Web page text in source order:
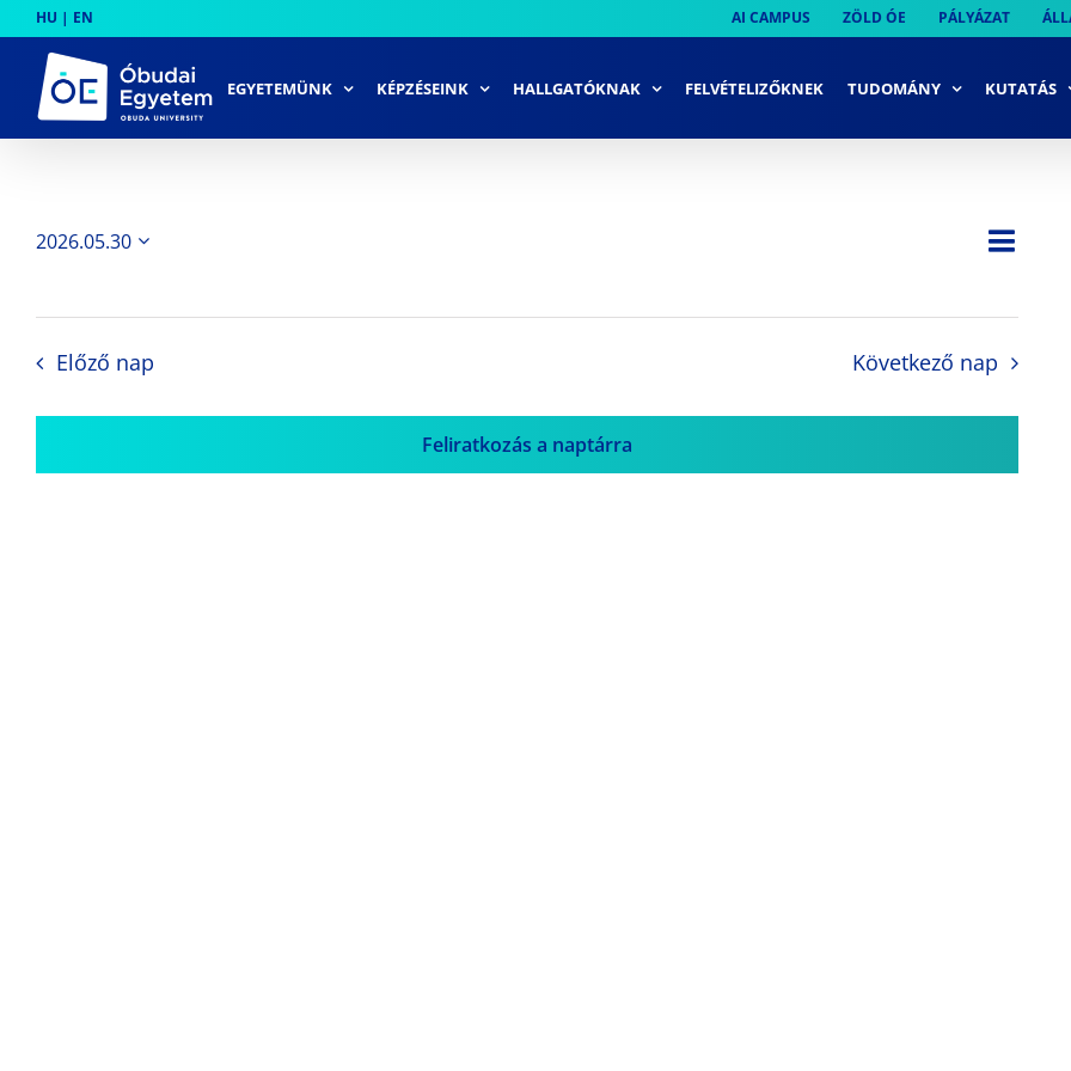
to
content
HU | EN AI CAMPUS ZÖLD ÓE PÁLYÁZAT
EGYETEMÜNK KÉPZÉSEINK HALLGATÓKNAK FELVÉTELIZŐKNEK TUDOMÁNY KUTATÁS
Nap
2026.05.30
Előző nap Következő nap
Feliratkozás a naptárra